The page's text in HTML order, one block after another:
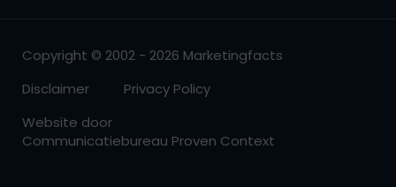
Copyright © 2002 - 2026 Marketingfacts
Disclaimer
Privacy Policy
Website door
Communicatiebureau Proven Context